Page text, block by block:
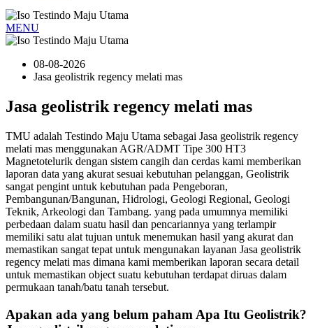
MENU
08-08-2026
Jasa geolistrik regency melati mas
Jasa geolistrik regency melati mas
TMU adalah Testindo Maju Utama sebagai Jasa geolistrik regency
melati mas menggunakan AGR/ADMT Tipe 300 HT3
Magnetotelurik dengan sistem cangih dan cerdas kami memberikan
laporan data yang akurat sesuai kebutuhan pelanggan, Geolistrik
sangat pengint untuk kebutuhan pada Pengeboran,
Pembangunan/Bangunan, Hidrologi, Geologi Regional, Geologi
Teknik, Arkeologi dan Tambang. yang pada umumnya memiliki
perbedaan dalam suatu hasil dan pencariannya yang terlampir
memiliki satu alat tujuan untuk menemukan hasil yang akurat dan
memastikan sangat tepat untuk mengunakan layanan Jasa geolistrik
regency melati mas dimana kami memberikan laporan secara detail
untuk memastikan object suatu kebutuhan terdapat diruas dalam
permukaan tanah/batu tanah tersebut.
Apakan ada yang belum paham Apa Itu Geolistrik?